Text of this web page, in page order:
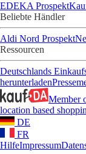
EDEKA Prospekt
Beliebte Händler
Aldi Nord Prospekt
Ressourcen
Deutschlands
herunterladen
Member
location based
DE
FR
HilfeImpressum